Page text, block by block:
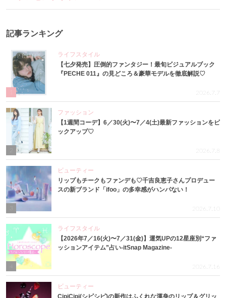
記事ランキング
ライフスタイル
【七夕発売】圧倒的ファンタジー！最旬ビジュアルブック
『PECHE 011』の見どころ＆豪華モデルを徹底解説♡
2026.7.7
2
ファッション
【1週間コーデ】6／30(火)〜7／4(土)最新ファッションをピ
ックアップ♡
2026.7.8
3
ビューティー
リップもチークもファンデも♡千吉良恵子さんプロデュー
スの新ブランド「ifoo」の多幸感がハンパない！
2026.7.10
ライフスタイル
【2026年7／16(火)〜7／31(金)】運気UPの12星座別“ファ
ッションアイテム”占い-itSnap Magazine-
2026.7.16
ビューティー